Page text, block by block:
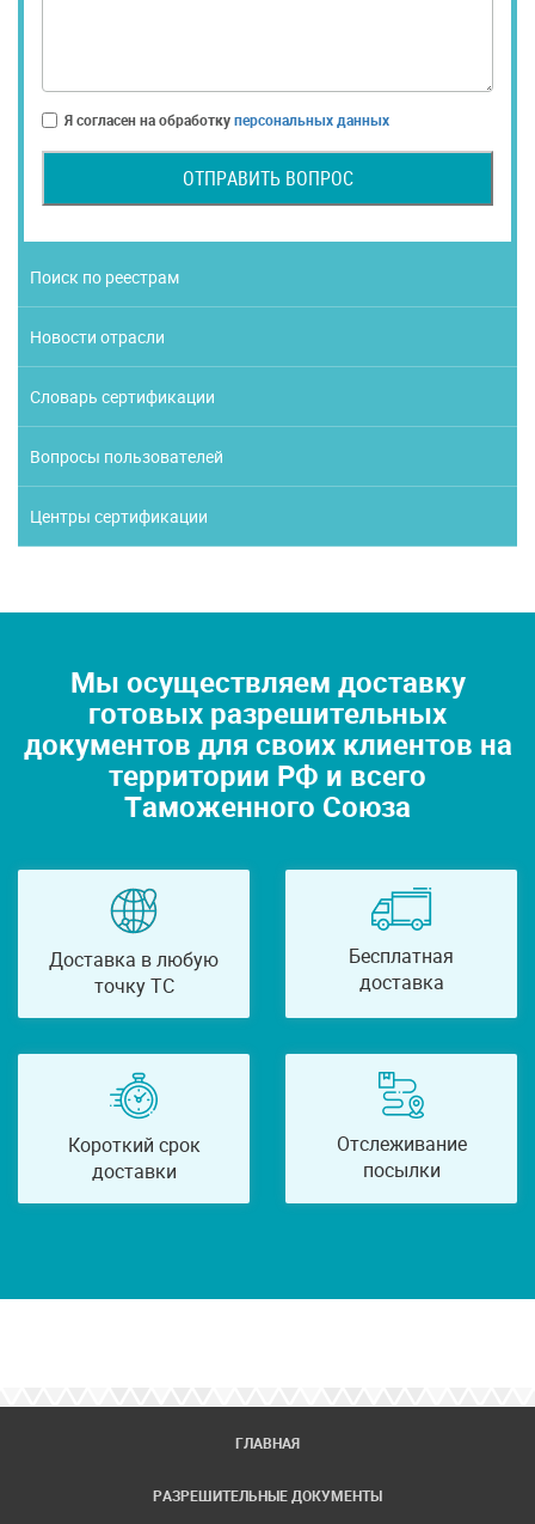
Я согласен на обработкуперсональных данных
ОТПРАВИТЬ ВОПРОС
Поиск по реестрам
Новости отрасли
Словарь сертификации
Вопросы пользователей
Центры сертификации
Мы осуществляем доставку
готовых разрешительных
документов для своих клиентов на
территории РФ и всего
Таможенного Союза
Доставка в любую
точку ТС
Бесплатная
доставка
Короткий срок
доставки
Отслеживание
посылки
ГЛАВНАЯ
РАЗРЕШИТЕЛЬНЫЕ ДОКУМЕНТЫ